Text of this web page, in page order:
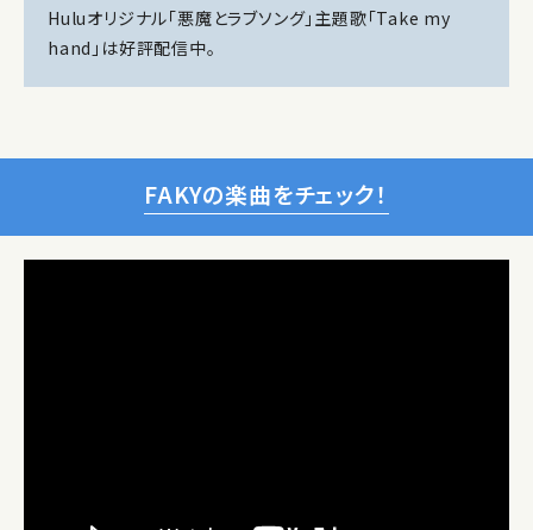
Huluオリジナル「悪魔とラブソング」主題歌「Take my
hand」は好評配信中。
FAKYの楽曲をチェック！